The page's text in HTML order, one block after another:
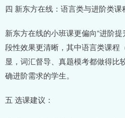
四 新东方在线：语言类与进阶类课
新东方在线的小班课更偏向“进阶
段性效果更清晰，其中语言类课程
显，词汇督导、真题模考都做得比
确进阶需求的学生。
五 选课建议：